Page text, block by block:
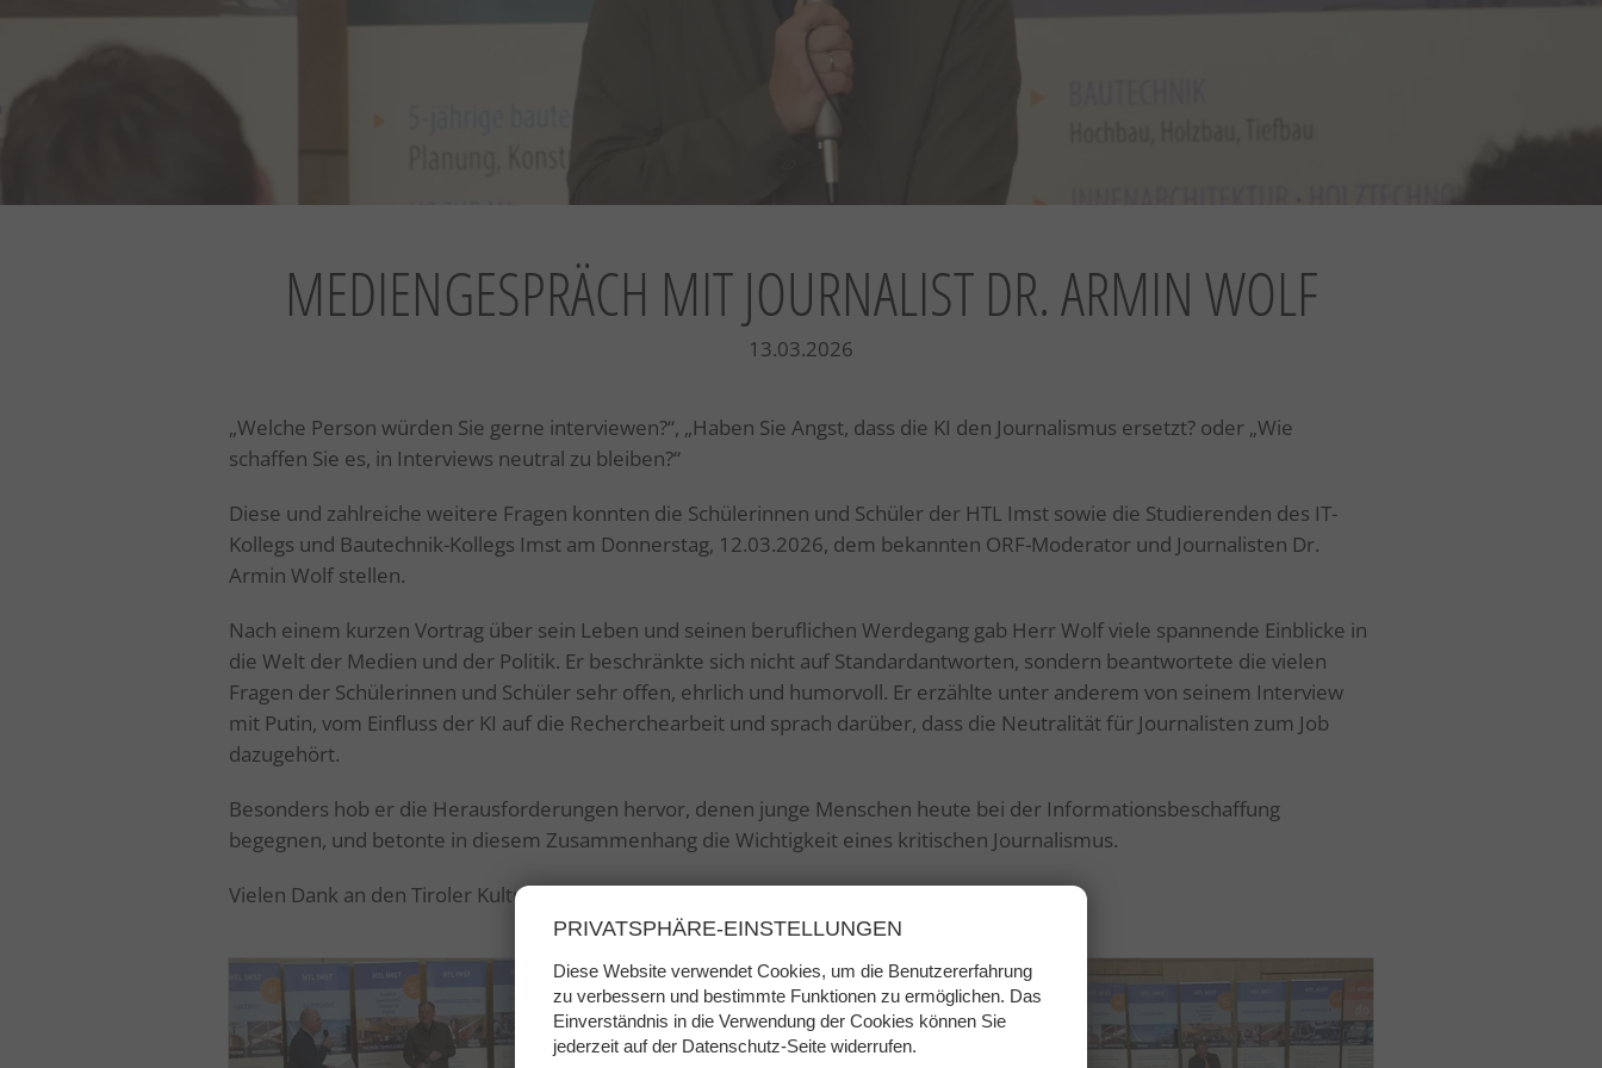
PRIVATSPHÄRE-EINSTELLUNGEN
Diese Website verwendet Cookies, um die Benutzererfahrung
zu verbessern und bestimmte Funktionen zu ermöglichen. Das
Einverständnis in die Verwendung der Cookies können Sie
jederzeit auf der Datenschutz-Seite widerrufen.
MEDIENGESPRÄCH MIT JOURNALIST DR. ARMIN WOLF
13.03.2026
„Welche Person würden Sie gerne interviewen?“, „Haben Sie Angst, dass die KI den Journalismus ersetzt? oder „Wie
schaffen Sie es, in Interviews neutral zu bleiben?“
Diese und zahlreiche weitere Fragen konnten die Schülerinnen und Schüler der HTL Imst sowie die Studierenden des IT-
Kollegs und Bautechnik-Kollegs Imst am Donnerstag, 12.03.2026, dem bekannten ORF-Moderator und Journalisten Dr.
Armin Wolf stellen.
Nach einem kurzen Vortrag über sein Leben und seinen beruflichen Werdegang gab Herr Wolf viele spannende Einblicke in
die Welt der Medien und der Politik. Er beschränkte sich nicht auf Standardantworten, sondern beantwortete die vielen
Fragen der Schülerinnen und Schüler sehr offen, ehrlich und humorvoll. Er erzählte unter anderem von seinem Interview
mit Putin, vom Einfluss der KI auf die Recherchearbeit und sprach darüber, dass die Neutralität für Journalisten zum Job
dazugehört.
Besonders hob er die Herausforderungen hervor, denen junge Menschen heute bei der Informationsbeschaffung
begegnen, und betonte in diesem Zusammenhang die Wichtigkeit eines kritischen Journalismus.
Vielen Dank an den Tiroler Kulturservice, der diesen informativen Vormittag ermöglicht hat.